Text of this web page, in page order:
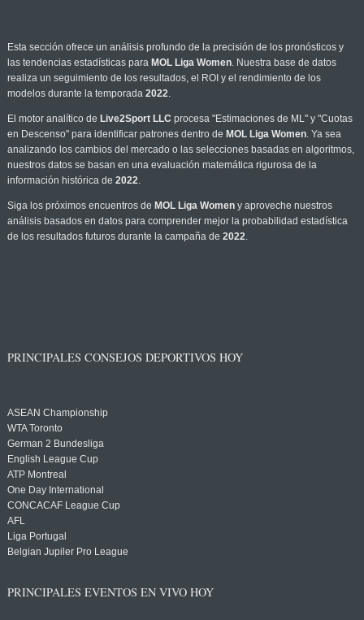
Esta sección ofrece un análisis profundo de la precisión de los pronósticos y
las tendencias estadísticas para MOL Liga Women. Nuestra base de datos
realiza un seguimiento de los resultados, el ROI y el rendimiento de los
modelos durante la temporada 2022.
El motor analítico de Live2Sport LLC procesa "Estimaciones de ML" y "Cuotas
en Descenso" para identificar patrones dentro de MOL Liga Women. Ya sea
analizando los cambios del mercado o las selecciones basadas en algoritmos,
nuestros datos se basan en una evaluación matemática rigurosa de la
información histórica de 2022.
Siga los próximos encuentros de MOL Liga Womeny aproveche nuestros
análisis basados en datos para comprender mejor la probabilidad estadística
de los resultados futuros durante la campaña de 2022.
PRINCIPALES CONSEJOS DEPORTIVOS HOY
ASEAN Championship
WTA Toronto
German 2 Bundesliga
English League Cup
ATP Montreal
One Day International
CONCACAF League Cup
AFL
Liga Portugal
Belgian Jupiler Pro League
PRINCIPALES EVENTOS EN VIVO HOY